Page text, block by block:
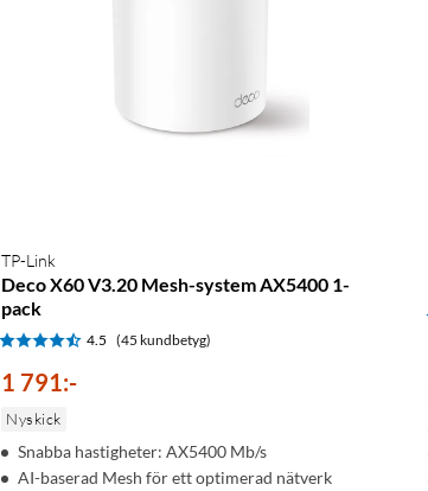
TP-Link
Deco X60 V3.20 Mesh-system AX5400 1-
pack
4.5 (45 kundbetyg)
1 791:-
Nyskick
Snabba hastigheter: AX5400 Mb/s
AI-baserad Mesh för ett optimerad nätverk